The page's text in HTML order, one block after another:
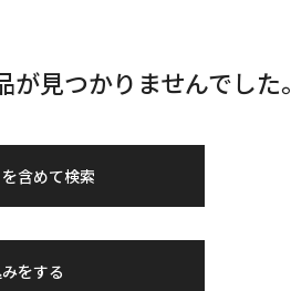
見つかりませんでした。
を含めて検索
をする